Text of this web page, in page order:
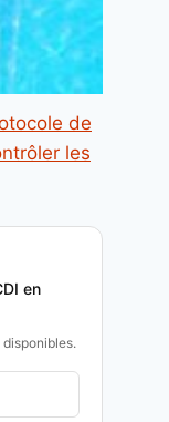
de
les
en